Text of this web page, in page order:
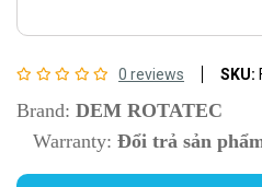
0 reviews SKU:
Brand: DEM ROTATEC
Warranty: Đổi trả sản